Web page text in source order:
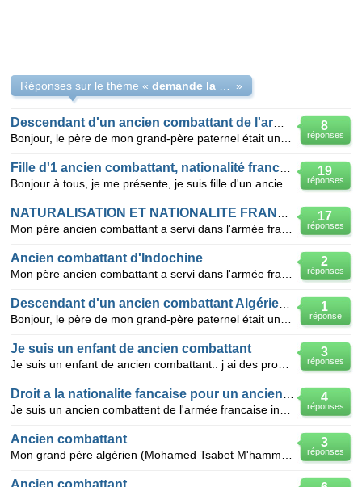
Réponses sur le thème « »
8
réponses
19
réponses
17
réponses
2
réponses
Ancien combattant d'Indochine
1
réponse
3
réponses
Je suis un enfant de ancien combattant
4
réponses
3
réponses
Ancien combattant
Ancien combattant